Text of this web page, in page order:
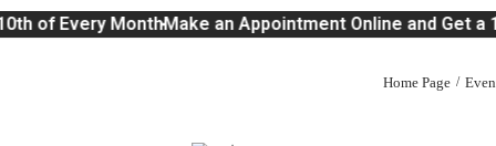
of Every MonthMake an Appointment Online and Get a
Home Page